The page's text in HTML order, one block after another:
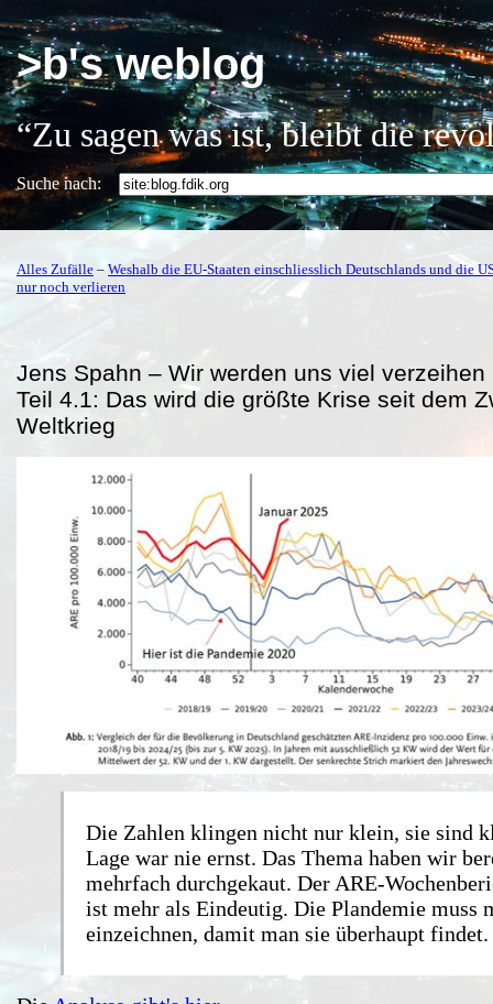
>b's weblog
“Zu sagen was ist, bleibt die
Suche nach:
Alles Zufälle – Weshalb die EU-Staaten einschliesslich Deutschlands und die
nur noch verlieren
Jens Spahn – Wir werden uns viel verzeihen
Teil 4.1: Das wird die größte Krise seit dem
Weltkrieg
Die Zahlen klingen nicht nur klein, sie sind
Lage war nie ernst. Das Thema haben wir
mehrfach durchgekaut. Der ARE-
ist mehr als Eindeutig. Die Plandemie muss
einzeichnen, damit man sie überhaupt findet.